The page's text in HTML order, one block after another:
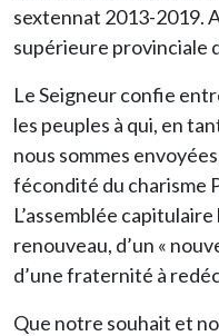
sextennat 2013-2019.
supérieure provinciale
Le Seigneur confie
les peuples à qui, en
nous sommes
fécondité du charisme
L’assemblée
renouveau, d’un «
d’une fraternité à
Que notre souhait et